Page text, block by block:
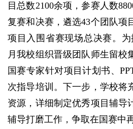
目总数2100余项，参赛人数
复赛和决赛，遴选43个团队项
项目入围省赛现场总决赛。
月我校组织晋级团队师生留校
国赛专家针对项目计划书、
次指导培训。下一步，学校将
资源，详细制定优秀项目辅导
辅导打磨工作，争取在国赛中